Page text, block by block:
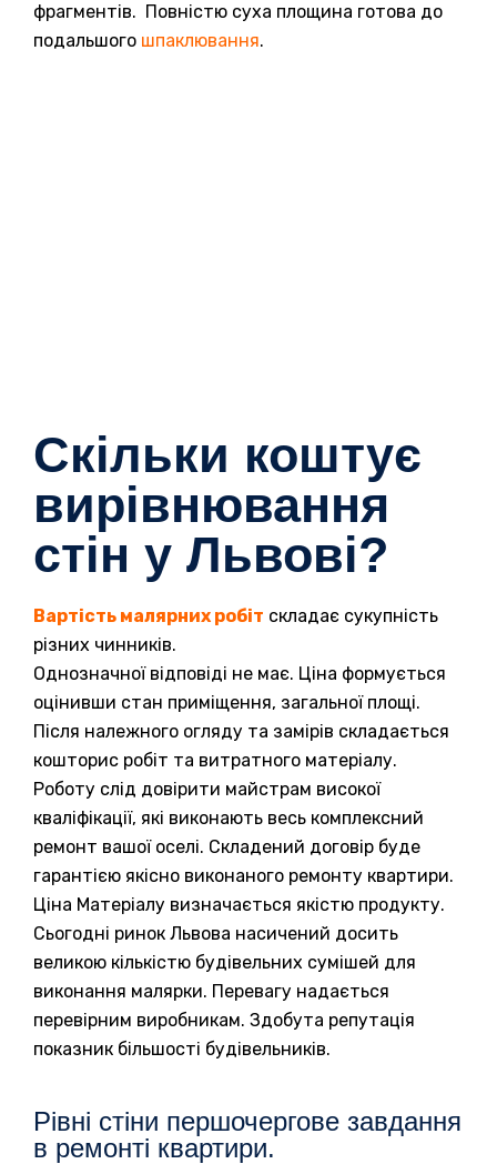
фрагментів. Повністю суха площина готова до
подальшого шпаклювання.
Скільки коштує
вирівнювання
стін у Львові?
Вартість малярних робіт складає сукупність
різних чинників.
Однозначної відповіді не має. Ціна формується
оцінивши стан приміщення, загальної площі.
Після належного огляду та замірів складається
кошторис робіт та витратного матеріалу.
Роботу слід довірити майстрам високої
кваліфікації, які виконають весь комплексний
ремонт вашої оселі. Складений договір буде
гарантією якісно виконаного ремонту квартири.
Ціна Матеріалу визначається якістю продукту.
Сьогодні ринок Львова насичений досить
великою кількістю будівельних сумішей для
виконання малярки. Перевагу надається
перевірним виробникам. Здобута репутація
показник більшості будівельників.
Рівні стіни першочергове завдання
в ремонті квартири.